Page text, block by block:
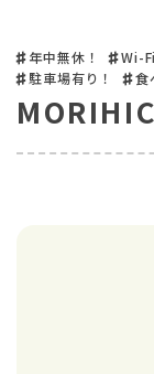
年中無休！ Wi-
駐車場有り！
食